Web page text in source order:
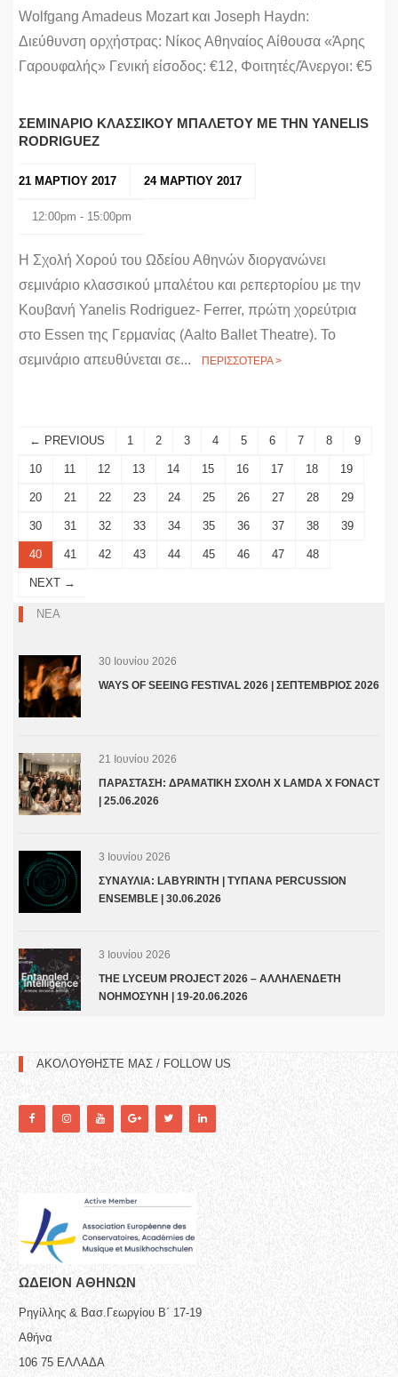
Wolfgang Amadeus Mozart και Joseph Haydn:
Διεύθυνση ορχήστρας: Νίκος Αθηναίος Αίθουσα «Άρης
Γαρουφαλής» Γενική είσοδος: €12, Φοιτητές/Άνεργοι: €5
ΣΕΜΙΝΑΡΙΟ ΚΛΑΣΣΙΚΟΥ ΜΠΑΛΕΤΟΥ ΜΕ ΤΗΝ YANELIS
RODRIGUEZ
21 ΜΑΡΤΙΟΥ 2017 24 ΜΑΡΤΙΟΥ 2017
12:00pm - 15:00pm
H Σχολή Χορού του Ωδείου Αθηνών διοργανώνει
σεμινάριο κλασσικού μπαλέτου και ρεπερτορίου με την
Κουβανή Yanelis Rodriguez- Ferrer, πρώτη χορεύτρια
στο Essen της Γερμανίας (Aalto Ballet Theatre). Το
σεμινάριο απευθύνεται σε...
ΠΕΡΙΣΣΟΤΕΡΑ >
← PREVIOUS 1 2 3 4 5 6 7 8 9
10 11 12 13 14 15 16 17 18 19
20 21 22 23 24 25 26 27 28 29
30 31 32 33 34 35 36 37 38 39
40 41 42 43 44 45 46 47 48
NEXT →
ΝΕΑ
30 Ιουνίου 2026
WAYS OF SEEING FESTIVAL 2026 | ΣΕΠΤΕΜΒΡΙΟΣ 2026
21 Ιουνίου 2026
ΠΑΡΑΣΤΑΣΗ: ΔΡΑΜΑΤΙΚΗ ΣΧΟΛΗ Χ LAMDA X FONACT
| 25.06.2026
3 Ιουνίου 2026
ΣΥΝΑΥΛΙΑ: LABYRINTH | ΤΥΠΑΝΑ PERCUSSION
ENSEMBLE | 30.06.2026
3 Ιουνίου 2026
THE LYCEUM PROJECT 2026 – ΑΛΛΗΛΕΝΔΕΤΗ
ΝΟΗΜΟΣΥΝΗ | 19-20.06.2026
ΑΚΟΛΟΥΘΗΣΤΕ ΜΑΣ / FOLLOW US
ΩΔΕΙΟN ΑΘΗΝΩΝ
Ρηγίλλης & Βασ.Γεωργίου Β΄ 17-19
Αθήνα
106 75 ΕΛΛΑΔΑ